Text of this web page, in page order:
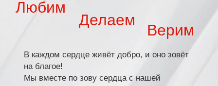
СТАТЬ ВОЛОНТЕРОМ
Мы вместе по зову сердца с нашей
страной, её народом и её воинами.
Мы помогаем ей выстроить новую жизнь.